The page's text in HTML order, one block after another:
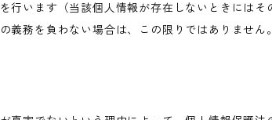
行います（当該個人情報が存在しないときには
義務を負わない場合は、この限りではありません。